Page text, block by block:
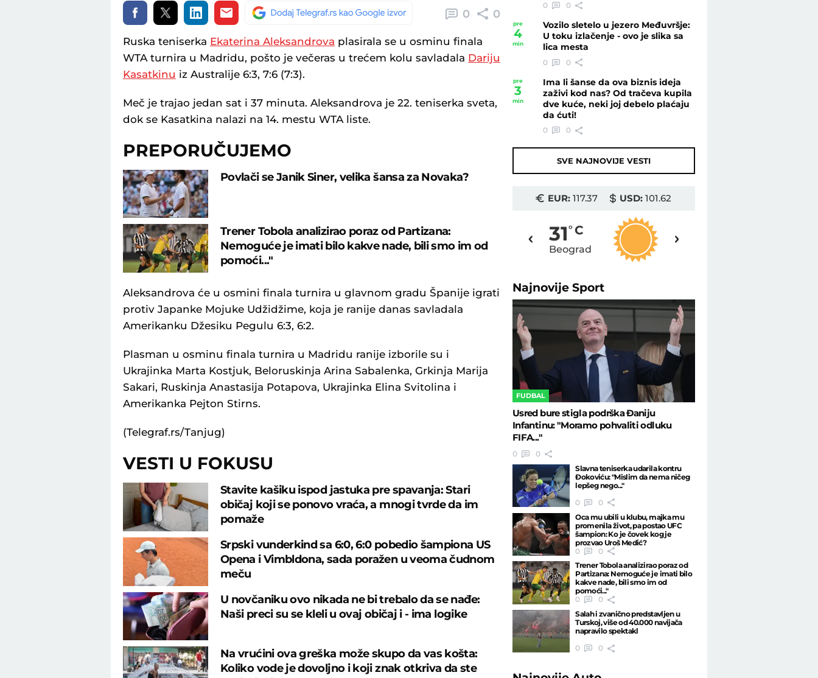
0 0
Ruska teniserka Ekaterina Aleksandrova plasirala se u osminu finala
WTA turnira u Madridu, pošto je večeras u trećem kolu savladala Dariju
Kasatkinu iz Australije 6:3, 7:6 (7:3).
Meč je trajao jedan sat i 37 minuta. Aleksandrova je 22. teniserka sveta,
dok se Kasatkina nalazi na 14. mestu WTA liste.
PREPORUČUJEMO
Povlači se Janik Siner, velika šansa za Novaka?
Trener Tobola analizirao poraz od Partizana:
Nemoguće je imati bilo kakve nade, bili smo im od
pomoći..."
Aleksandrova će u osmini finala turnira u glavnom gradu Španije igrati
protiv Japanke Mojuke Udžidžime, koja je ranije danas savladala
Amerikanku Džesiku Pegulu 6:3, 6:2.
Plasman u osminu finala turnira u Madridu ranije izborile su i
Ukrajinka Marta Kostjuk, Beloruskinja Arina Sabalenka, Grkinja Marija
Sakari, Ruskinja Anastasija Potapova, Ukrajinka Elina Svitolina i
Amerikanka Pejton Stirns.
(Telegraf.rs/Tanjug)
VESTI U FOKUSU
Stavite kašiku ispod jastuka pre spavanja: Stari
običaj koji se ponovo vraća, a mnogi tvrde da im
pomaže
Srpski vunderkind sa 6:0, 6:0 pobedio šampiona US
Opena i Vimbldona, sada poražen u veoma čudnom
meču
U novčaniku ovo nikada ne bi trebalo da se nađe:
Naši preci su se kleli u ovaj običaj i - ima logike
Na vrućini ova greška može skupo da vas košta:
Koliko vode je dovoljno i koji znak otkriva da ste
0 0
pre
4
min
Vozilo sletelo u jezero Međuvršje:
U toku izlačenje - ovo je slika sa
lica mesta
0 0
pre
3
min
Ima li šanse da ova biznis ideja
zaživi kod nas? Od tračeva kupila
dve kuće, neki joj debelo plaćaju
da ćuti!
0 0
SVE NAJNOVIJE VESTI
EUR:117.37 USD: 101.62
27 o C
Priština
31 o C
Beograd
NajnovijeSport
FUDBAL
Usred bure stigla podrška Đaniju
Infantinu: "Moramo pohvaliti odluku
FIFA..."
0
0
Slavna teniserka udarila kontru
Đokoviću: "Mislim da nema ničeg
lepšeg nego..."
0
0
Oca mu ubili u klubu, majka mu
promenila život, pa postao UFC
šampion: Ko je čovek kog je
prozvao Uroš Medić?
0
0
Trener Tobola analizirao poraz od
Partizana: Nemoguće je imati bilo
kakve nade, bili smo im od
pomoći..."
0
0
Salah i zvanično predstavljen u
Turskoj, više od 40.000 navijača
napravilo spektakl
0
0